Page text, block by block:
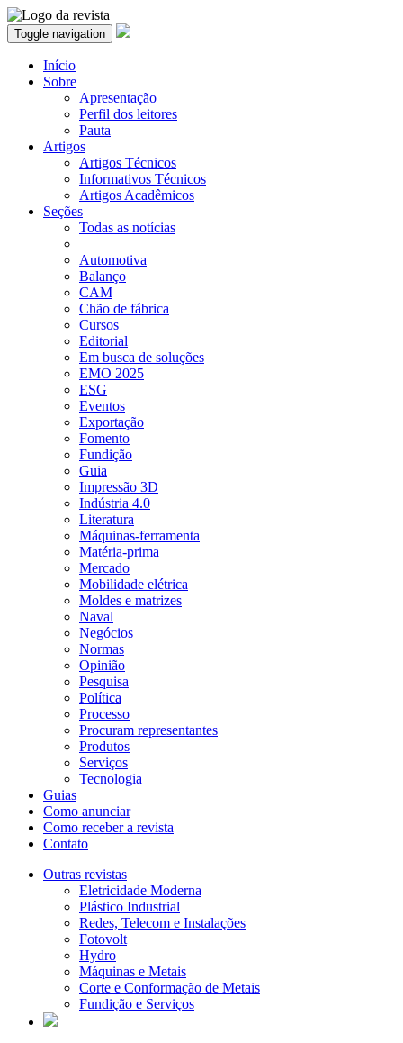
Toggle navigation
Início
Sobre
Apresentação
Perfil dos leitores
Pauta
Artigos
Artigos Técnicos
Informativos Técnicos
Artigos Acadêmicos
Seções
Todas as notícias
Automotiva
Balanço
CAM
Chão de fábrica
Cursos
Editorial
Em busca de soluções
EMO 2025
ESG
Eventos
Exportação
Fomento
Fundição
Guia
Impressão 3D
Indústria 4.0
Literatura
Máquinas-ferramenta
Matéria-prima
Mercado
Mobilidade elétrica
Moldes e matrizes
Naval
Negócios
Normas
Opinião
Pesquisa
Política
Processo
Procuram representantes
Produtos
Serviços
Tecnologia
Guias
Como anunciar
Como receber a revista
Contato
Outras revistas
Eletricidade Moderna
Plástico Industrial
Redes, Telecom e Instalações
Fotovolt
Hydro
Máquinas e Metais
Corte e Conformação de Metais
Fundição e Serviços